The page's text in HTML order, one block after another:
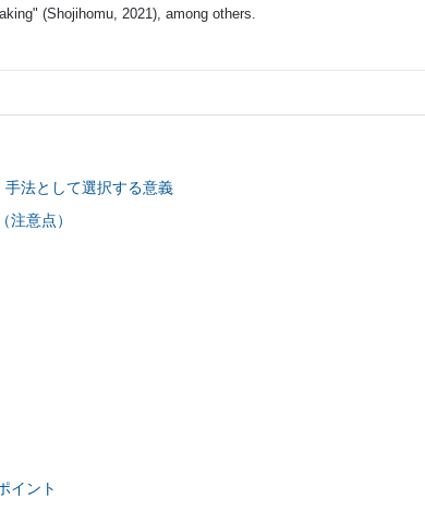
(Shojihomu, 2021), among others.
法として選択する意義
意点）
イント